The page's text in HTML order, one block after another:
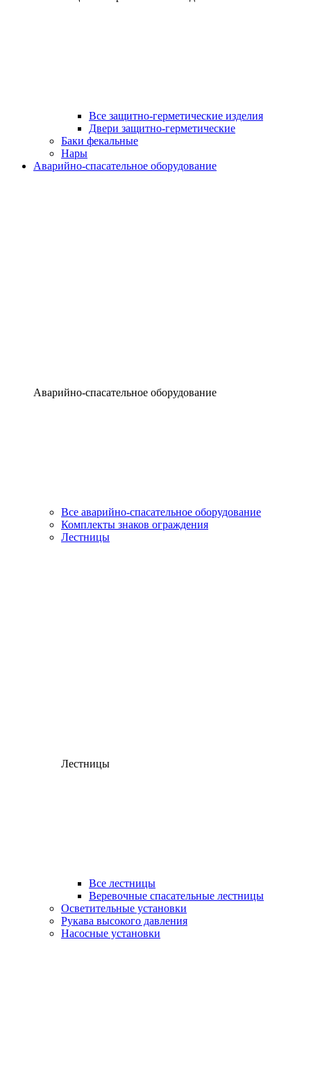
Все защитно-герметические изделия
Двери защитно-герметические
Баки фекальные
Нары
Аварийно-спасательное оборудование
Аварийно-спасательное оборудование
Все аварийно-спасательное оборудование
Комплекты знаков ограждения
Лестницы
Лестницы
Все лестницы
Веревочные спасательные лестницы
Осветительные установки
Рукава высокого давления
Насосные установки